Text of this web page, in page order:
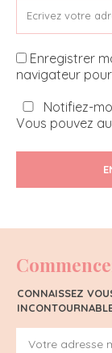
Enregistrer
navigateur
Notifiez-
Vous pouvez
CONNAISSEZ